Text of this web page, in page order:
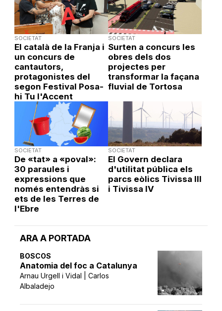
ARA A PORTADA
BOSCOS
Anatomia del foc a Catalunya
Arnau Urgell i Vidal | Carlos
Albaladejo
SOCIETAT
El català de la Franja i
un concurs de
cantautors,
protagonistes del
segon Festival Posa-
hi Tu l'Accent
SOCIETAT
Surten a concurs les
obres dels dos
projectes per
transformar la façana
fluvial de Tortosa
SOCIETAT
De «tat» a «poval»:
30 paraules i
expressions que
només entendràs si
ets de les Terres de
l'Ebre
SOCIETAT
El Govern declara
d'utilitat pública els
parcs eòlics Tivissa III
i Tivissa IV